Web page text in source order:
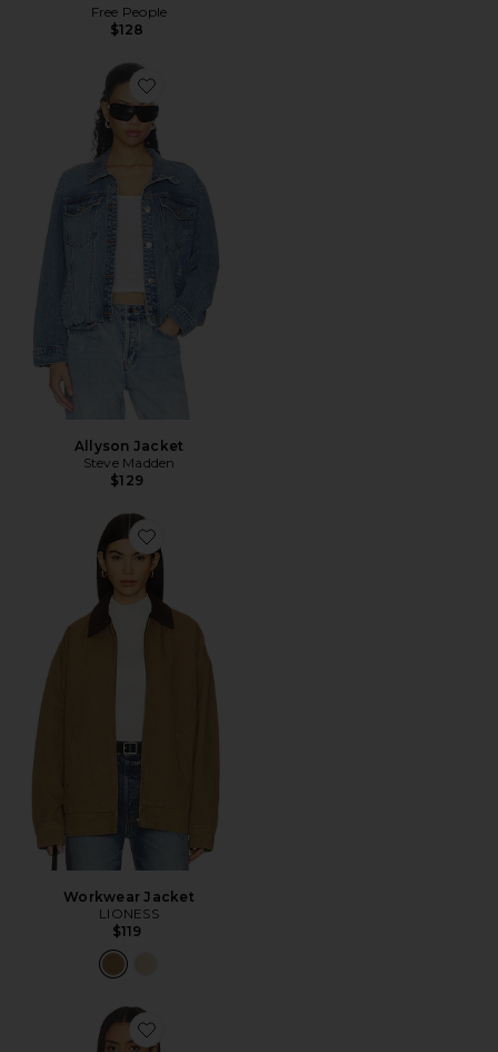
Free People
$128
Favorite Allyson Jacket
Allyson Jacket
Steve Madden
$129
Favorite Workwear Jacket
Workwear Jacket
LIONESS
$119
Favorite Jaqueta Cropped